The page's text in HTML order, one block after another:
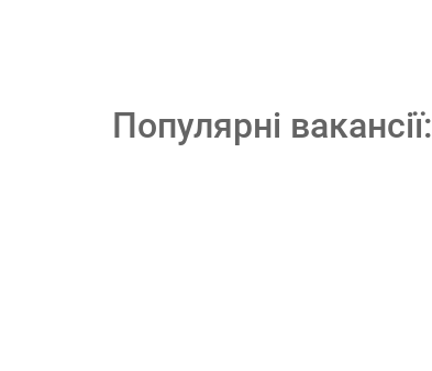
Популярні вакансії: